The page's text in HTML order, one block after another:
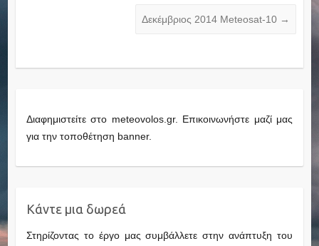
Δεκέμβριος 2014 Meteosat-10 →
Διαφημιστείτε στο meteovolos.gr. Επικοινωνήστε μαζί μας
για την τοποθέτηση banner.
Κάντε μια δωρεά
Στηρίζοντας το έργο μας συμβάλλετε στην ανάπτυξη του